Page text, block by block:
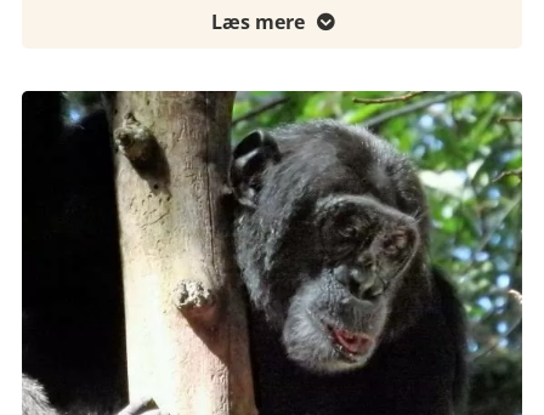
Læs mere 